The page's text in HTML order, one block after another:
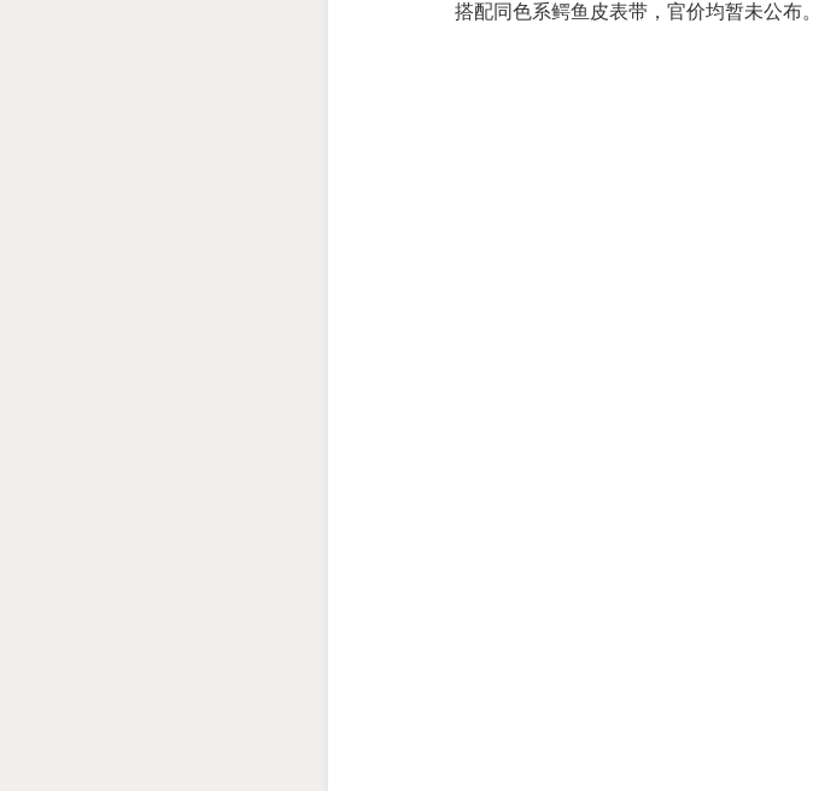
搭配同色系鳄鱼皮表带，官价均暂未公布。